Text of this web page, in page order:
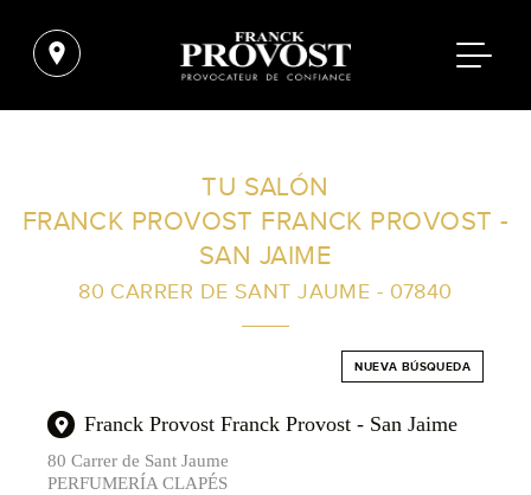
FILTROS AVANZADOS
TU SALÓN
FRANCK PROVOST FRANCK PROVOST -
SAN JAIME
80 CARRER DE SANT JAUME - 07840
NUEVA BÚSQUEDA
Franck Provost Franck Provost - San Jaime
80 Carrer de Sant Jaume
PERFUMERÍA CLAPÉS